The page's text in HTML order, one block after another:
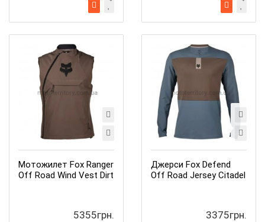
Мотожилет Fox Ranger
Off Road Wind Vest Dirt
5355грн.
Джерси Fox Defend
Off Road Jersey Citadel
3375грн.